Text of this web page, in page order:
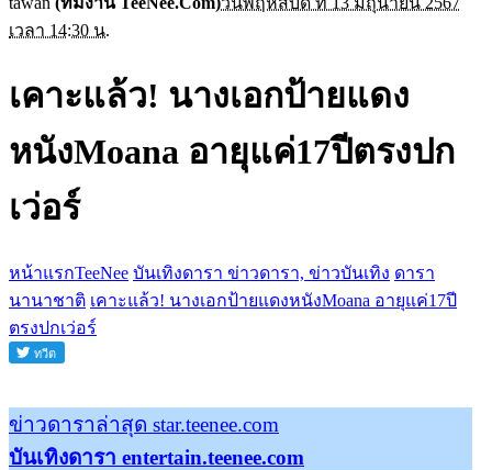
เวลา 14:30 น.
เคาะแล้ว! นางเอกป้ายแดง
หนังMoana อายุแค่17ปีตรงปก
เว่อร์
หน้าแรกTeeNee บันเทิงดารา ข่าวดารา, ข่าวบันเทิง ดารา
นานาชาติ เคาะแล้ว! นางเอกป้ายแดงหนังMoana อายุแค่17ปี
ตรงปกเว่อร์
ข่าวดาราล่าสุด star.teenee.com
บันเทิงดารา entertain.teenee.com